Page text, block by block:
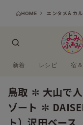
HOME エンタメ＆カ
新着 レシピ 宿
鳥取 ✽ 大山で
ゾート ✽